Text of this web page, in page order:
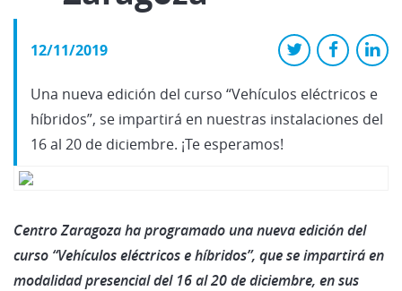
12/11/2019
Una nueva edición del curso “Vehículos eléctricos e
híbridos”, se impartirá en nuestras instalaciones del
16 al 20 de diciembre. ¡Te esperamos!
Centro Zaragoza ha programado una nueva edición del
curso “Vehículos eléctricos e híbridos”, que se impartirá en
modalidad presencial del 16 al 20 de diciembre, en sus